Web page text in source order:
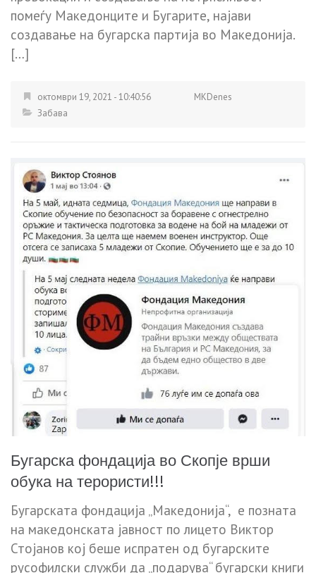
помеѓу Македонците и Бугарите, најави
создавање на бугарска партија во Македонија.
[…]
октомври 19, 2021 - 10:40:56
MKDenes
Забава
Бугарска фондација во Скопје врши
обука на терористи!!!
Бугарската фондација „Македонија“, е позната
на македонската јавност по лицето Виктор
Стојанов кој беше испратен од бугарските
русофилски служби да „подарува“ бугарски книги